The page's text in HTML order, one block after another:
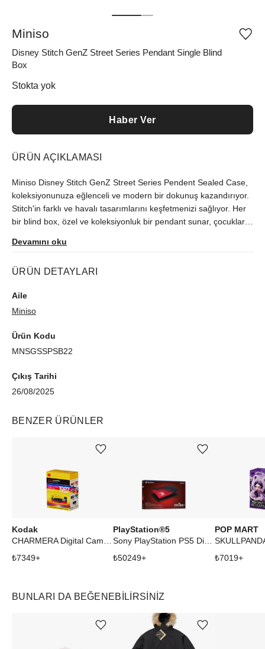
Miniso
Disney Stitch GenZ Street Series Pendant Single Blind
Box
Stokta yok
Haber Ver
ÜRÜN AÇIKLAMASI
Miniso Disney Stitch GenZ Street Series Pendent Sealed Case,
koleksiyonunuza eğlenceli ve modern bir dokunuş kazandırıyor.
Stitch'in farklı ve havalı tasarımlarını keşfetmenizi sağlıyor. Her
bir blind box, özel ve koleksiyonluk bir pendant sunar, çocukların
Stitch figürleri, her yaştan Disney ve Stitch severler için
Devamını oku
ÜRÜN DETAYLARI
Aile
Miniso
Ürün Kodu
MNSGSSPSB22
Çıkış Tarihi
26/08/2025
BENZER ÜRÜNLER
Kodak
₺7349+
Ürünü istek listesine ekle veya listeden çıkar
PlayStation®5
₺50249+
Ürünü istek listesine ekle veya listeden çıkar
POP MART
₺7019+
BUNLARI DA BEĞENEBILIRSINIZ
Ürünü istek listesine ekle veya listeden çıkar Ürünü istek listesine ekle veya listeden çıkar